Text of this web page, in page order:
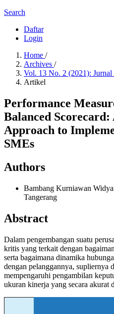
Search
Daftar
Login
Home /
Archives /
Vol. 13 No. 2 (2021):
Artikel
Performance
Balanced
Approach to
SMEs
Authors
Bambang Kurniawan
Tangerang
Abstract
Dalam pengembangan suatu
kritis yang terkait dengan
serta bagaimana dinamika
dengan pelanggannya, supliernya
mempengaruhi pengambilan
ukuran kinerja yang secara akurat